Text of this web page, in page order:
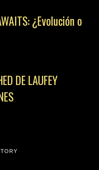
¿Evolución o
DE LAUFEY